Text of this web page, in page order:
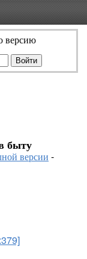
версию
быту
версии -